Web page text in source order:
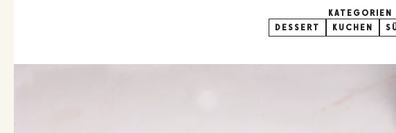
KATEGORIEN
DESSERT
KUCHEN